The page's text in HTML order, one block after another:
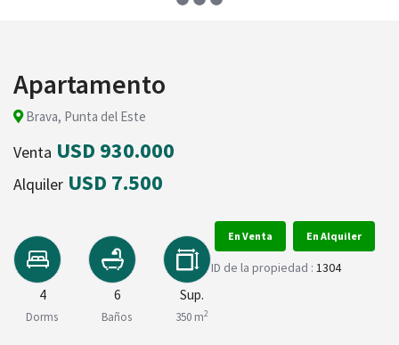
Apartamento
Brava, Punta del Este
Venta USD 930.000
Alquiler USD 7.500
4
Dorms
6
Baños
Sup.
350 m2
En Venta En Alquiler
ID de la propiedad : 1304